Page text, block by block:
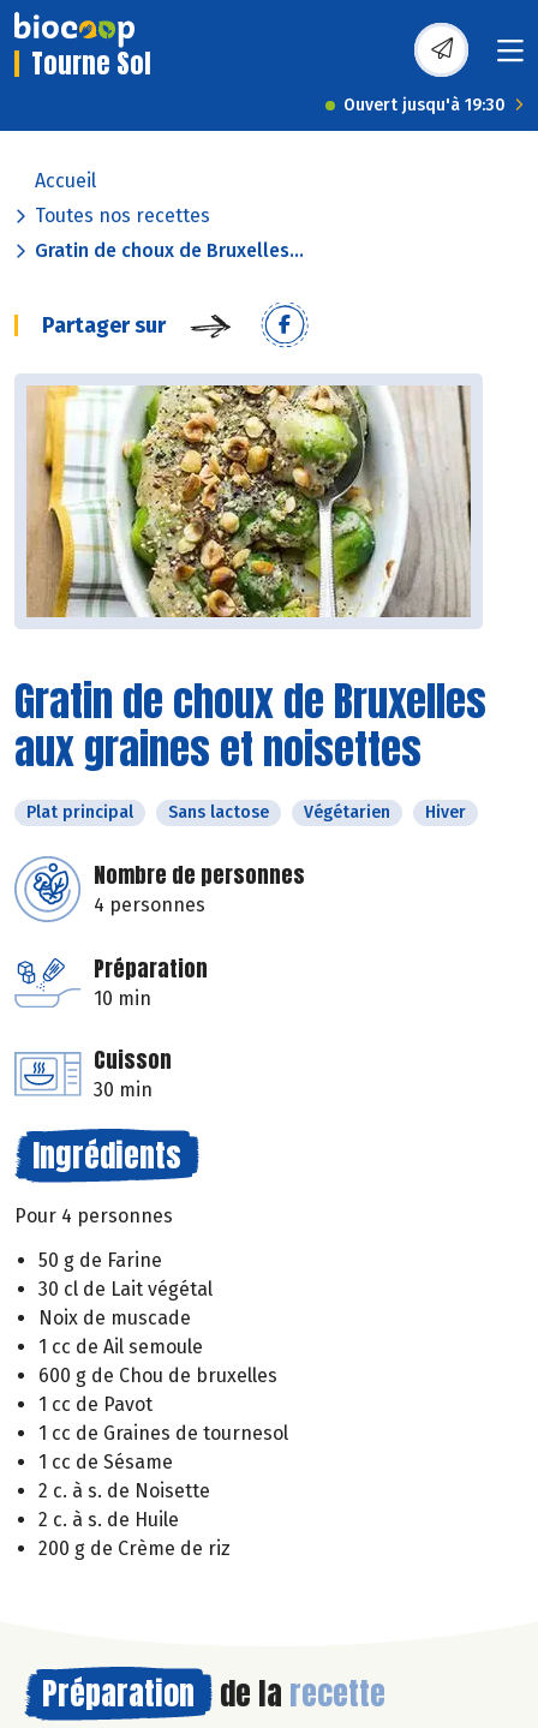
Tourne Sol
Ouvert jusqu'à 19:30
Accueil
Toutes nos recettes
Gratin de choux de Bruxelles...
Partager sur
Gratin de choux de Bruxelles
aux graines et noisettes
Plat principal Sans lactose Végétarien Hiver
Nombre de personnes
4 personnes
Préparation
10 min
Cuisson
30 min
Ingrédients
Pour 4 personnes
50 g de Farine
30 cl de Lait végétal
Noix de muscade
1 cc de Ail semoule
600 g de Chou de bruxelles
1 cc de Pavot
1 cc de Graines de tournesol
1 cc de Sésame
2 c. à s. de Noisette
2 c. à s. de Huile
200 g de Crème de riz
Préparation de la recette